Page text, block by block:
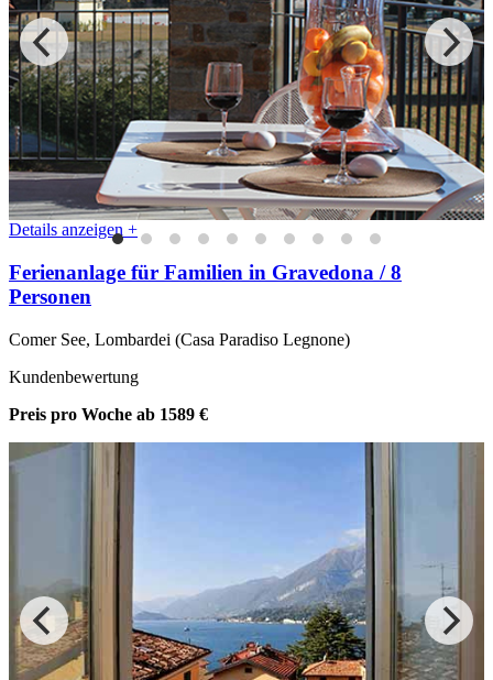
Details anzeigen +
Ferienanlage für Familien in Gravedona / 8
Personen
Comer See, Lombardei (Casa Paradiso Legnone)
Kundenbewertung
Preis pro Woche ab 1589 €